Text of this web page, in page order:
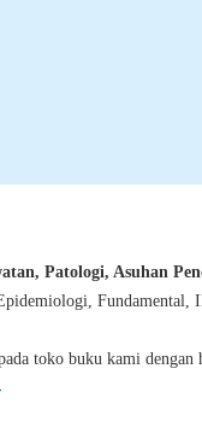
Patologi, Asuhan
Fundamental,
toko buku kami dengan